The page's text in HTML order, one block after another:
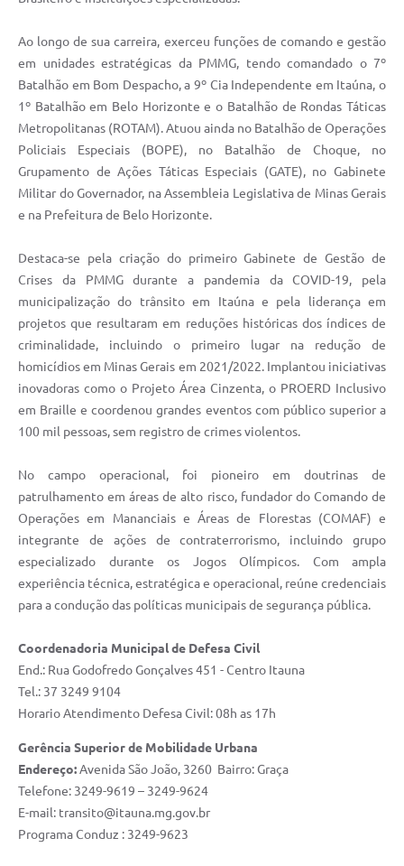
Ao longo de sua carreira, exerceu funções de comando e gestão
em unidades estratégicas da PMMG, tendo comandado o 7º
Batalhão em Bom Despacho, a 9º Cia Independente em Itaúna, o
1º Batalhão em Belo Horizonte e o Batalhão de Rondas Táticas
Metropolitanas (ROTAM). Atuou ainda no Batalhão de Operações
Policiais Especiais (BOPE), no Batalhão de Choque, no
Grupamento de Ações Táticas Especiais (GATE), no Gabinete
Militar do Governador, na Assembleia Legislativa de Minas Gerais
e na Prefeitura de Belo Horizonte.
Destaca-se pela criação do primeiro Gabinete de Gestão de
Crises da PMMG durante a pandemia da COVID-19, pela
municipalização do trânsito em Itaúna e pela liderança em
projetos que resultaram em reduções históricas dos índices de
criminalidade, incluindo o primeiro lugar na redução de
homicídios em Minas Gerais em 2021/2022. Implantou iniciativas
inovadoras como o Projeto Área Cinzenta, o PROERD Inclusivo
em Braille e coordenou grandes eventos com público superior a
100 mil pessoas, sem registro de crimes violentos.
No campo operacional, foi pioneiro em doutrinas de
patrulhamento em áreas de alto risco, fundador do Comando de
Operações em Mananciais e Áreas de Florestas (COMAF) e
integrante de ações de contraterrorismo, incluindo grupo
especializado durante os Jogos Olímpicos. Com ampla
experiência técnica, estratégica e operacional, reúne credenciais
para a condução das políticas municipais de segurança pública.
Coordenadoria Municipal de Defesa Civil
End.: Rua Godofredo Gonçalves 451 - Centro Itauna
Tel.: 37 3249 9104
Horario Atendimento Defesa Civil: 08h as 17h
Gerência Superior de Mobilidade Urbana
Endereço:​Avenida São João, 3260 Bairro: Graça
Telefone: 3249-9619 – 3249-9624
E-mail: transito@itauna.mg.gov.br
Programa Conduz : 3249-9623